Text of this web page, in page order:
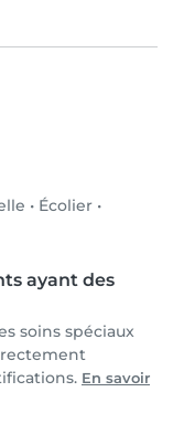
• Écolier •
ayant des
soins spéciaux
En savoir